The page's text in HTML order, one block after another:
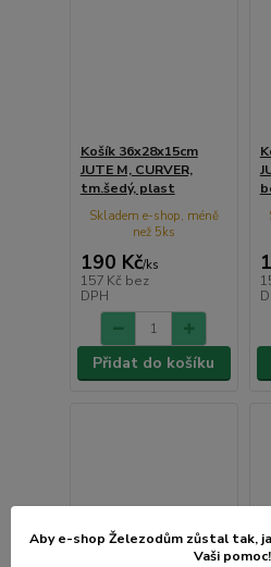
Košík 36x28x15cm
JUTE M, CURVER,
tm.šedý, plast
190 Kč/ks
157 Kč bez
DPH
Skladem e-shop, méně
než 5ks
Přidat do košíku
Aby e-shop Železodům zůstal tak,
Vaši pomoc!